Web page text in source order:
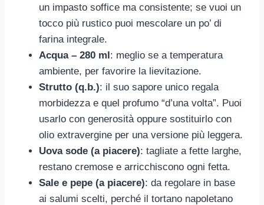
un impasto soffice ma consistente; se vuoi un
tocco più rustico puoi mescolare un po’ di
farina integrale.
Acqua – 280 ml: meglio se a temperatura
ambiente, per favorire la lievitazione.
Strutto (q.b.): il suo sapore unico regala
morbidezza e quel profumo “d’una volta”. Puoi
usarlo con generosità oppure sostituirlo con
olio extravergine per una versione più leggera.
Uova sode (a piacere): tagliate a fette larghe,
restano cremose e arricchiscono ogni fetta.
Sale e pepe (a piacere): da regolare in base
ai salumi scelti, perché il tortano napoletano